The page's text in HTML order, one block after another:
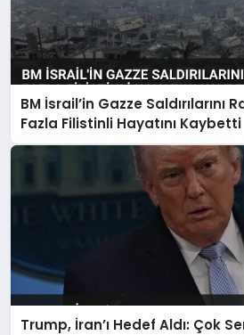
BM İsrail’in Gazze Saldırılarını
Fazla Filistinli Hayatını Kaybetti
Trump, İran’ı Hedef Aldı: Çok